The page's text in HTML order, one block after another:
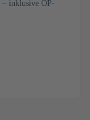
– inklusive OP-